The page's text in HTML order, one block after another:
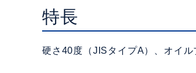
特長
硬さ40度（JISタイプA）、オイ